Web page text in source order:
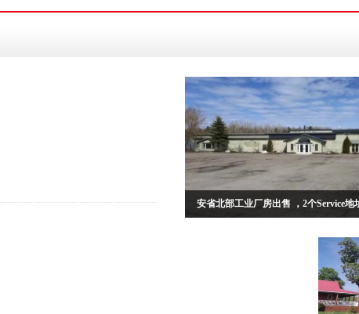
安省北部工业厂房出售 ，2个Service地